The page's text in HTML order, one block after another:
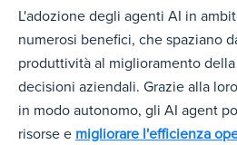
L'adozione degli agenti AI in
numerosi benefici, che spaziano
produttività al miglioramento
decisioni aziendali. Grazie alla
in modo autonomo, gli AI agent
risorse e migliorare l'efficienza